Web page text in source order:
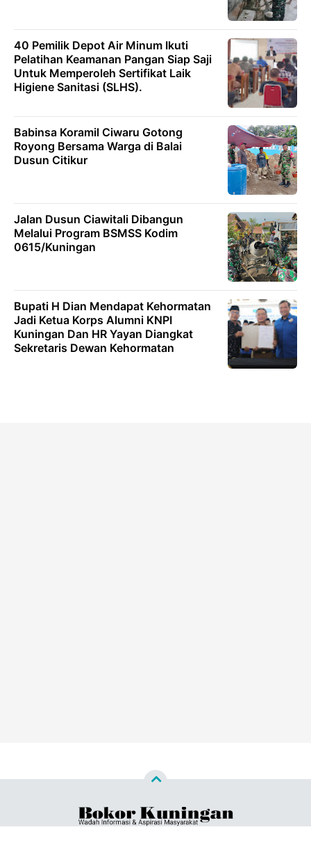
40 Pemilik Depot Air Minum Ikuti
Pelatihan Keamanan Pangan Siap Saji
Untuk Memperoleh Sertifikat Laik
Higiene Sanitasi (SLHS).
Babinsa Koramil Ciwaru Gotong
Royong Bersama Warga di Balai
Dusun Citikur
Jalan Dusun Ciawitali Dibangun
Melalui Program BSMSS Kodim
0615/Kuningan
Bupati H Dian Mendapat Kehormatan
Jadi Ketua Korps Alumni KNPI
Kuningan Dan HR Yayan Diangkat
Sekretaris Dewan Kehormatan